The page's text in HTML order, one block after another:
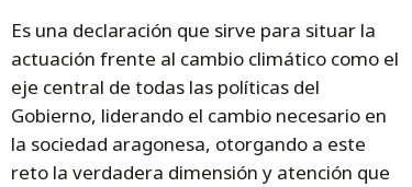
Es una declaración que sirve para situar la
actuación frente al cambio climático como el
eje central de todas las políticas del
Gobierno, liderando el cambio necesario en
la sociedad aragonesa, otorgando a este
reto la verdadera dimensión y atención que